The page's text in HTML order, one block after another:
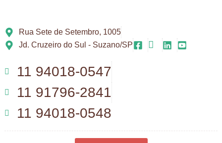
Rua Sete de Setembro, 1005
Jd. Cruzeiro do Sul - Suzano/SP
11 94018-0547
11 91796-2841
11 94018-0548